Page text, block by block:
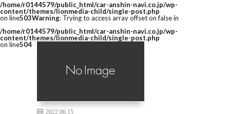
/home/r0144579/public_html/car-anshin-navi.co.jp/wp-
content/themes/lionmedia-child/single-post.php
on line503Warning: Trying to access array offset on false in
/home/r0144579/public_html/car-anshin-navi.co.jp/wp-
content/themes/lionmedia-child/single-post.php
on line504
2022.06.15